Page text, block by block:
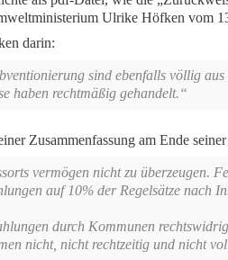
Ulrike Höfken vom
darin:
sind ebenfalls völlig
haben rechtmäßig gehandelt.“
Zusammenfassung am Ende
vermögen nicht zu überzeugen.
auf 10% der Regelsätze nach
durch Kommunen
nicht, nicht rechtzeitig und nicht